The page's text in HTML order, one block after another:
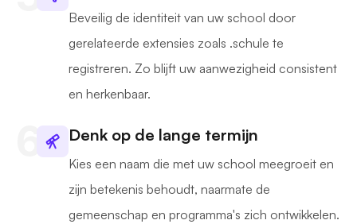
Beveilig de identiteit van uw school door
gerelateerde extensies zoals .schule te
registreren. Zo blijft uw aanwezigheid consistent
en herkenbaar.
Denk op de lange termijn
Kies een naam die met uw school meegroeit en
zijn betekenis behoudt, naarmate de
gemeenschap en programma's zich ontwikkelen.